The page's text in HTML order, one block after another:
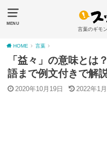
MENU
言葉のギモ
HOME 言葉
「益々」の意味とは
語まで例文付きで解
2020年10月19日 2022年1